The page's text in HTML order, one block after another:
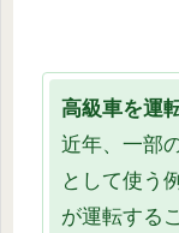
高級車を運
近年、一部
として使う
が運転する